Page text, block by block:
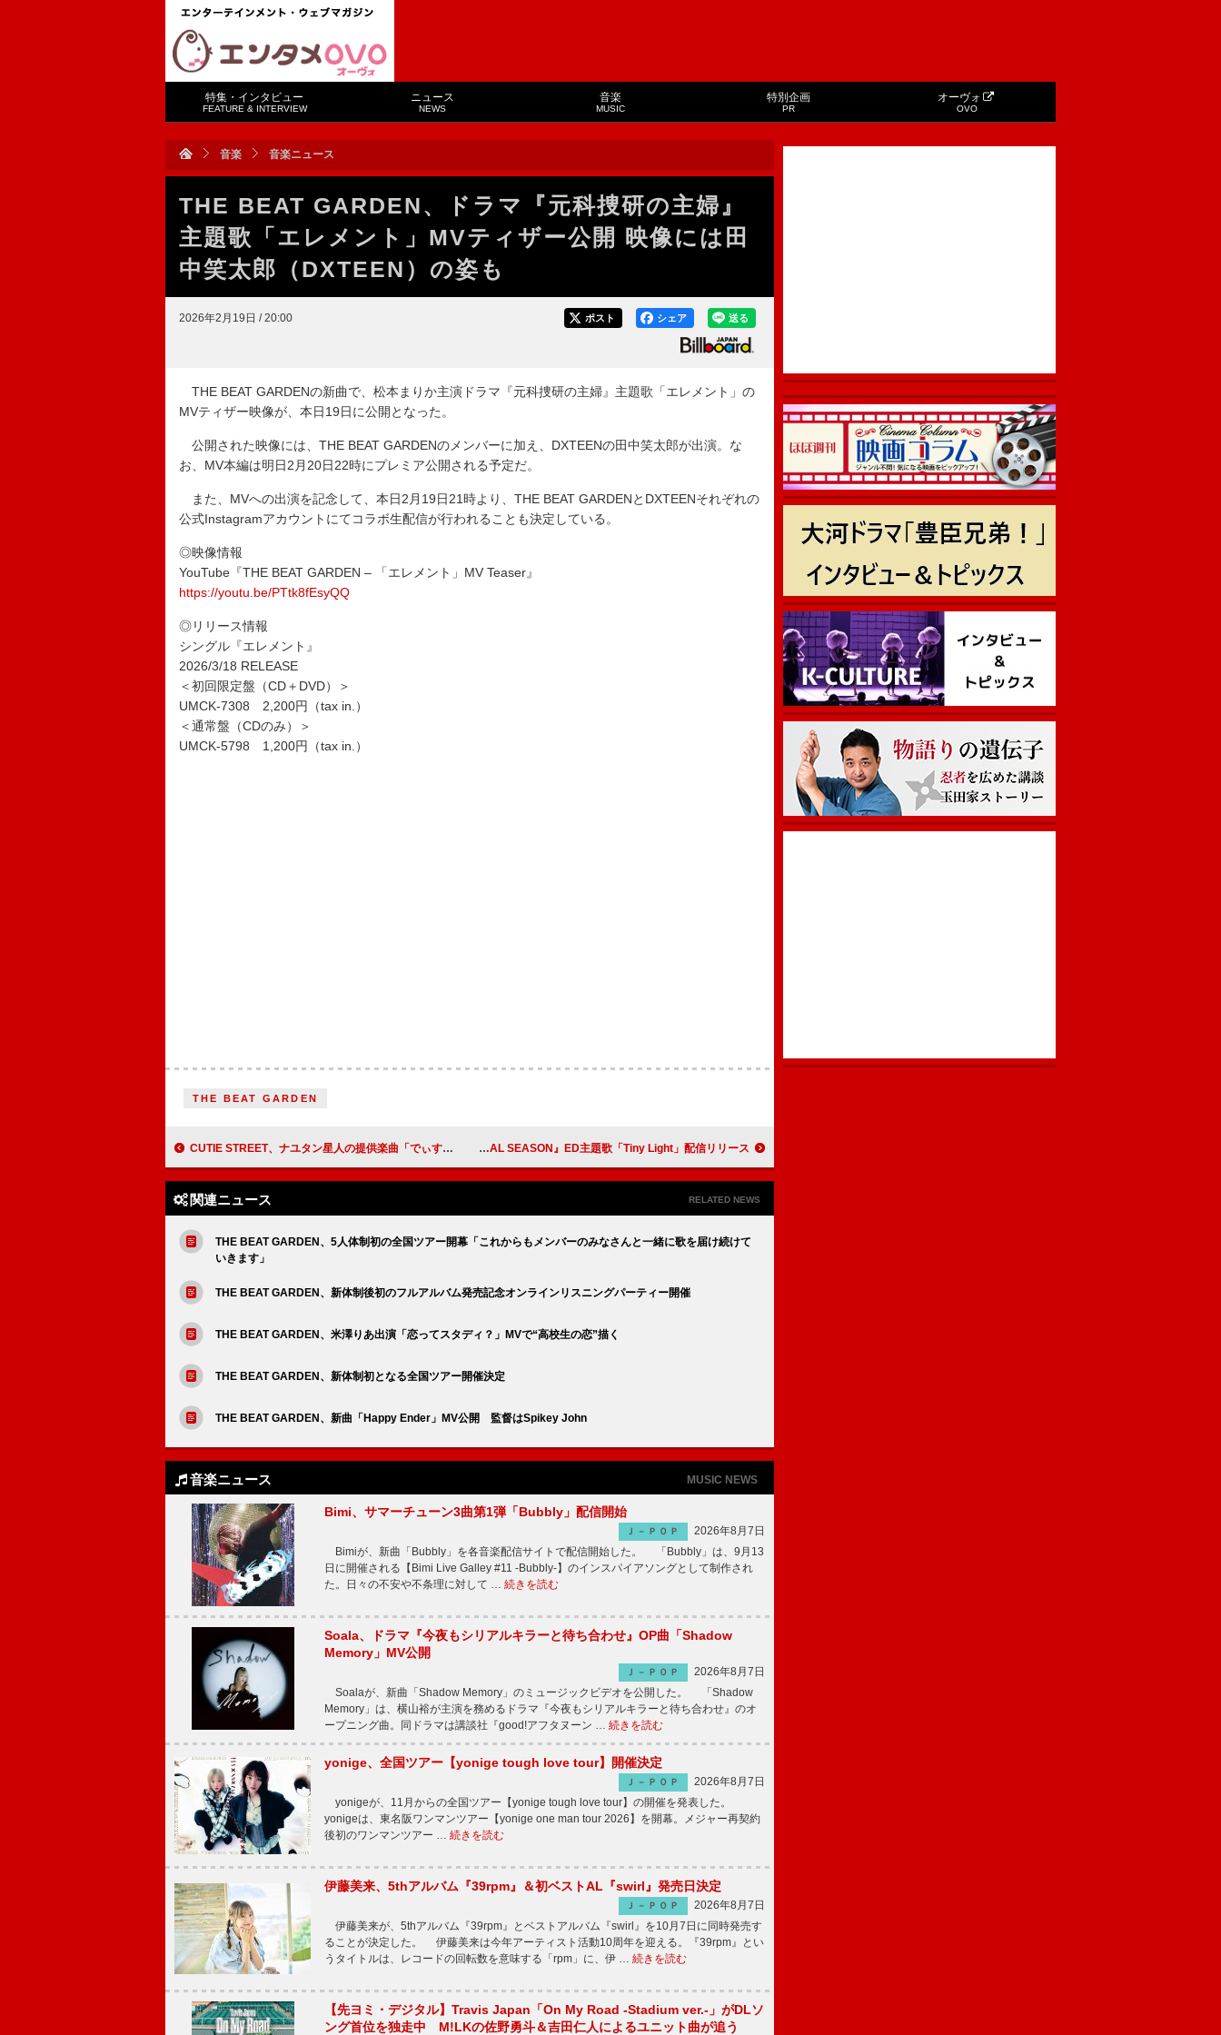
特集・インタビュー
FEATURE & INTERVIEW
ニュース
NEWS
音楽
MUSIC
特別企画
PR
オーヴォ
OVO
音楽 音楽ニュース
THE BEAT GARDEN、ドラマ『元科捜研の主婦』
主題歌「エレメント」MVティザー公開 映像には田
中笑太郎（DXTEEN）の姿も
2026年2月19日 / 20:00 送る
シェア
ポスト
THE BEAT GARDENの新曲で、松本まりか主演ドラマ『元科捜研の主婦』主題歌「エレメント」の
MVティザー映像が、本日19日に公開となった。
公開された映像には、THE BEAT GARDENのメンバーに加え、DXTEENの田中笑太郎が出演。な
お、MV本編は明日2月20日22時にプレミア公開される予定だ。
また、MVへの出演を記念して、本日2月19日21時より、THE BEAT GARDENとDXTEENそれぞれの
公式Instagramアカウントにてコラボ生配信が行われることも決定している。
◎映像情報
YouTube『THE BEAT GARDEN – 「エレメント」MV Teaser』
https://youtu.be/PTtk8fEsyQQ
◎リリース情報
シングル『エレメント』
2026/3/18 RELEASE
＜初回限定盤（CD＋DVD）＞
UMCK-7308 2,200円（tax in.）
＜通常盤（CDのみ）＞
UMCK-5798 1,200円（tax in.）
THE BEAT GARDEN
CUTIE STREET、ナユタン星人の提供楽曲「でぃすこみゅーたんと！」アニメーションMV公開 SEVENTEEN、アニメ『BEASTARS FINAL SEASON』ED主題歌「Tiny Light」配信リリース
関連ニュース RELATED NEWS
THE BEAT GARDEN、5人体制初の全国ツアー開幕「これからもメンバーのみなさんと一緒に歌を届け続けて
いきます」
THE BEAT GARDEN、新体制後初のフルアルバム発売記念オンラインリスニングパーティー開催
THE BEAT GARDEN、米澤りあ出演「恋ってスタディ？」MVで“高校生の恋”描く
THE BEAT GARDEN、新体制初となる全国ツアー開催決定
THE BEAT GARDEN、新曲「Happy Ender」MV公開 監督はSpikey John
音楽ニュース MUSIC NEWS
Bimi、サマーチューン3曲第1弾「Bubbly」配信開始
Ｊ－ＰＯＰ
2026年8月7日
Bimiが、新曲「Bubbly」を各音楽配信サイトで配信開始した。 「Bubbly」は、9月13
日に開催される【Bimi Live Galley #11 -Bubbly-】のインスパイアソングとして制作され
た。日々の不安や不条理に対して … 続きを読む
Soala、ドラマ『今夜もシリアルキラーと待ち合わせ』OP曲「Shadow
Memory」MV公開
Ｊ－ＰＯＰ
2026年8月7日
Soalaが、新曲「Shadow Memory」のミュージックビデオを公開した。 「Shadow
Memory」は、横山裕が主演を務めるドラマ『今夜もシリアルキラーと待ち合わせ』のオ
ープニング曲。同ドラマは講談社『good!アフタヌーン … 続きを読む
yonige、全国ツアー【yonige tough love tour】開催決定
Ｊ－ＰＯＰ
2026年8月7日
yonigeが、11月からの全国ツアー【yonige tough love tour】の開催を発表した。
yonigeは、東名阪ワンマンツアー【yonige one man tour 2026】を開幕。メジャー再契約
後初のワンマンツアー … 続きを読む
伊藤美来、5thアルバム『39rpm』＆初ベストAL『swirl』発売日決定
Ｊ－ＰＯＰ
2026年8月7日
伊藤美来が、5thアルバム『39rpm』とベストアルバム『swirl』を10月7日に同時発売す
ることが決定した。 伊藤美来は今年アーティスト活動10周年を迎える。『39rpm』とい
うタイトルは、レコードの回転数を意味する「rpm」に、伊 … 続きを読む
【先ヨミ・デジタル】Travis Japan「On My Road -Stadium ver.-」がDLソ
ング首位を独走中 M!LKの佐野勇斗＆吉田仁人によるユニット曲が追う